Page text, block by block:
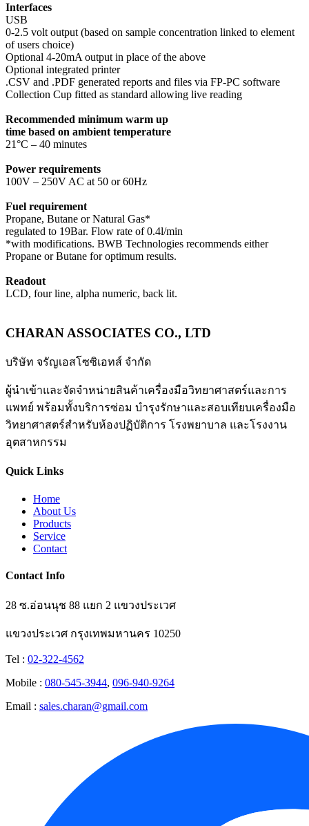
Interfaces
USB
0-2.5 volt output (based on sample concentration linked to element
of users choice)
Optional 4-20mA output in place of the above
Optional integrated printer
.CSV and .PDF generated reports and files via FP-PC software
Collection Cup fitted as standard allowing live reading
Recommended minimum warm up
time based on ambient temperature
21°C – 40 minutes
Power requirements
100V – 250V AC at 50 or 60Hz
Fuel requirement
Propane, Butane or Natural Gas*
regulated to 19Bar. Flow rate of 0.4l/min
*with modifications. BWB Technologies recommends either
Propane or Butane for optimum results.
Readout
LCD, four line, alpha numeric, back lit.
CHARAN ASSOCIATES CO., LTD
บริษัท จรัญเอสโซซิเอทส์ จำกัด
ผู้นำเข้าและจัดจำหน่ายสินค้าเครื่องมือวิทยาศาสตร์และการ
แพทย์ พร้อมทั้งบริการซ่อม บำรุงรักษาและสอบเทียบเครื่องมือ
วิทยาศาสตร์สำหรับห้องปฏิบัติการ โรงพยาบาล และโรงงาน
อุตสาหกรรม
Quick Links
Home
About Us
Products
Service
Contact
Contact Info
28 ซ.อ่อนนุช 88 แยก 2 แขวงประเวศ
แขวงประเวศ กรุงเทพมหานคร 10250
Tel : 02-322-4562
Mobile : 080-545-3944, 096-940-9264
Email : sales.charan@gmail.com